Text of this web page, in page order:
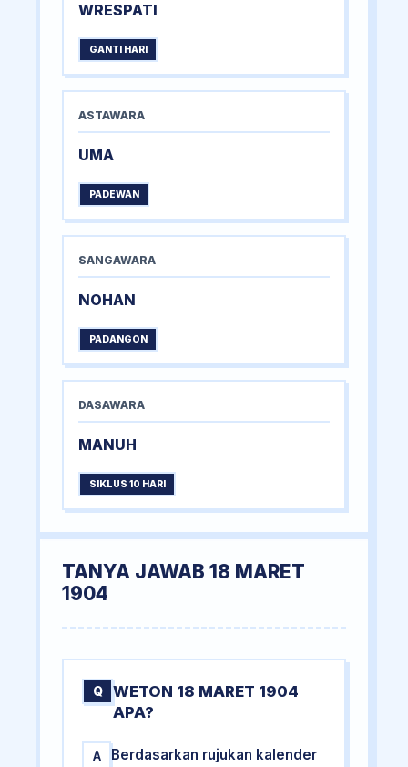
WRESPATI
GANTI HARI
ASTAWARA
UMA
PADEWAN
SANGAWARA
NOHAN
PADANGON
DASAWARA
MANUH
SIKLUS 10 HARI
TANYA JAWAB 18 MARET
1904
Q
WETON 18 MARET 1904
APA?
A
Berdasarkan rujukan kalender